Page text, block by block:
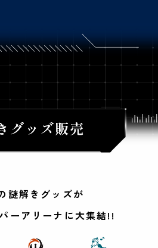
謎解きグッズが
ーアリーナに大集結!!